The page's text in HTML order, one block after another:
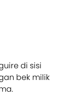
di sisi
bek milik